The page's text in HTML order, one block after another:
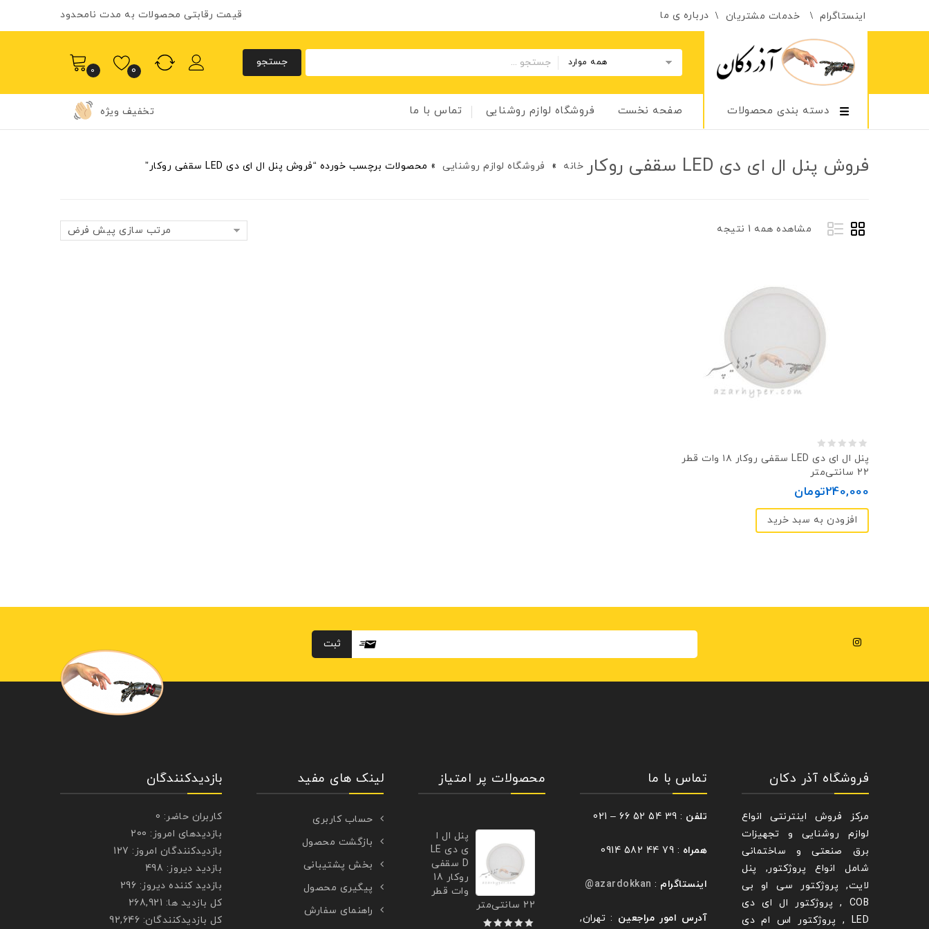
قیمت رقابتی محصولات به مدت نامحدود اینستاگرام خدمات مشتریان درباره ی ما
همه موارد
0
0
دسته بندی محصولات صفحه نخست فروشگاه لوازم روشنایی تماس با ما تخفیف ویژه
فروش پنل ال ای دی LED سقفی روکار خانه » فروشگاه لوازم روشنایی » محصولات برچسب خورده “فروش پنل ال ای دی LED سقفی روکار”
مشاهده همه 1 نتیجه مرتب سازی پیش فرض
out
of
5
پنل ال ای دی LED سقفی روکار ۱۸ وات قطر
۲۲ سانتی‌متر
240,000تومان
افزودن به سبد خرید
فروشگاه آذر دکان
مرکز فروش اینترنتی انواع
لوازم روشنایی و تجهیزات
برق صنعتی و ساختمانی
شامل انواع پروژکتور, پنل
لایت, پروژکتور سی او بی
COB , پروژکتور ال ای دی
LED , پروژکتور اس ام دی
تماس با ما
تلفن : 39 54 52 66 – 021
همراه : 79 44 582 0914
اینستاگرام :
azardokkan@
آدرس امور مراجعین : تهران,
محصولات پر امتیاز
پنل ال ا
ی دی LE
D سقفی
روکار 18
وات قطر
22 سانتی‌متر
لینک های مفید
حساب کاربری
بازگشت محصول
بخش پشتیبانی
پیگیری محصول
راهنمای سفارش
بازدیدکنندگان
کاربران حاضر: 0
بازدیدهای امروز: 200
بازدیدکنندگان امروز: 127
بازدید دیروز: 498
بازدید کننده دیروز: 296
کل بازدید ها: 268,921
کل بازدیدکنند‌گان: 92,646